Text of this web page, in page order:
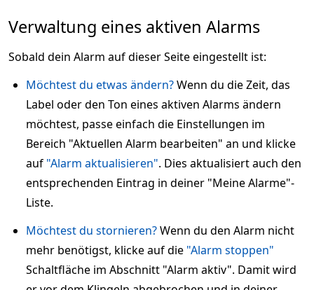
Verwaltung eines aktiven Alarms
Sobald dein Alarm auf dieser Seite eingestellt ist:
Möchtest du etwas ändern?Wenn du die Zeit, das
Label oder den Ton eines aktiven Alarms ändern
möchtest, passe einfach die Einstellungen im
Bereich "Aktuellen Alarm bearbeiten" an und klicke
auf "Alarm aktualisieren". Dies aktualisiert auch den
entsprechenden Eintrag in deiner "Meine Alarme"-
Liste.
Möchtest du stornieren?Wenn du den Alarm nicht
mehr benötigst, klicke auf die "Alarm stoppen"
Schaltfläche im Abschnitt "Alarm aktiv". Damit wird